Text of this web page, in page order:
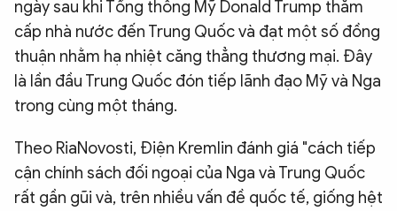
ngày sau khi Tổng thống Mỹ Donald Trump thăm
cấp nhà nước đến Trung Quốc và đạt một số đồng
thuận nhằm hạ nhiệt căng thẳng thương mại. Đây
là lần đầu Trung Quốc đón tiếp lãnh đạo Mỹ và Nga
trong cùng một tháng.
Theo RiaNovosti, Điện Kremlin đánh giá "cách tiếp
cận chính sách đối ngoại của Nga và Trung Quốc
rất gần gũi và, trên nhiều vấn đề quốc tế, giống hệt